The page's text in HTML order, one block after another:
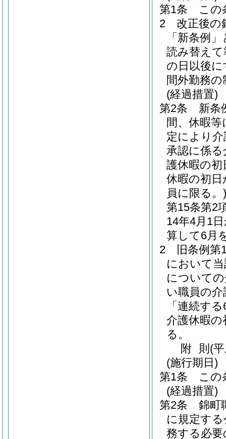
第1条
この
2
改正後の
「新条例
読み替え
の日以後
間外勤務
(経過措置)
第2条
新条
間、休暇
定により
承認に係
護休暇の
休暇の初
員に限る。)
第15条第2
14年4月1
算して6月
2
旧条例
において
について
い職員の
「連続す
介護休暇
る。
附 則 (
(施行期日)
第1条
この
(経過措置)
第2条
錦町
に規定す
務する必